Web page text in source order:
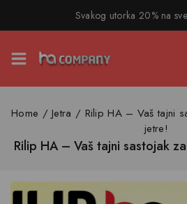
Svakog utorka 20% na
Home / Jetra / Rilip HA – Vaš tajni
jetre!
Rilip HA – Vaš tajni sastojak